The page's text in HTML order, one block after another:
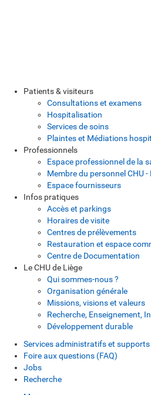
Patients & visiteurs
Consultations et examens
Hospitalisation
Services de soins
Plaintes et Médiations
Professionnels
Espace professionnel de la
Membre du personnel CHU
Espace fournisseurs
Infos pratiques
Accès et parkings
Horaires de visite
Centres de prélèvements
Restauration et espace
Centre de Documentation
Le CHU de Liège
Qui sommes-nous ?
Organisation générale
Missions, visions et valeurs
Recherche, Enseignement,
Développement durable
Services administratifs et supports
Foire aux questions (FAQ)
Jobs
Recherche